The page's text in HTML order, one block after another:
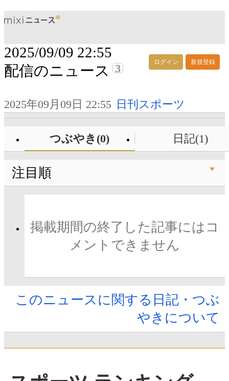
ログイン 新規登録
2025/09/09 22:55
配信のニュース
3
2025年09月09日 22:55 日刊スポーツ
つぶやき(0) 日記(1)
注目順
掲載期間の終了した記事にはコ
メントできません
このニュースに関する日記・つぶ
やきについて